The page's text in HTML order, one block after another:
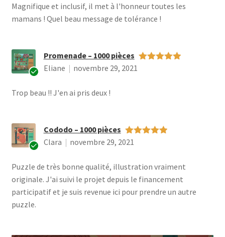
he
te
ifi
é
Magnifique et inclusif, il met à l'honneur toutes les
mamans ! Quel beau message de tolérance !
he
vér
ifi
é
Promenade – 1000 pièces
Eliane
novembre 29, 2021
Trop beau !! J'en ai pris deux !
he
te
ur
vér
ifi
Note
Cododo – 1000 pièces
Clara
novembre 29, 2021
Puzzle de très bonne qualité, illustration vraiment
originale. J'ai suivi le projet depuis le financement
participatif et je suis revenue ici pour prendre un autre
puzzle.